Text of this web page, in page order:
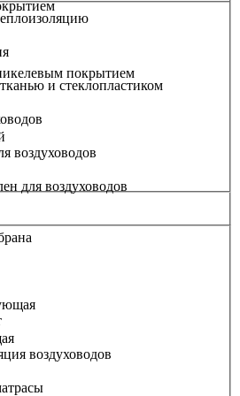
и стеклопластиком
воздуховодов
для воздуховодов
воздуховодов
покрытием